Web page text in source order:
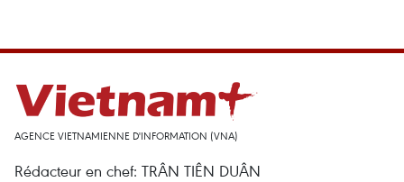
AGENCE VIETNAMIENNE D'INFORMATION (VNA)
Rédacteur en chef: TRÂN TIÊN DUÂN